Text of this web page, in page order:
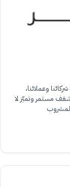
ثقة شركائنا وعملائنا،
نكبر بشغف مستمر وتميّز لا